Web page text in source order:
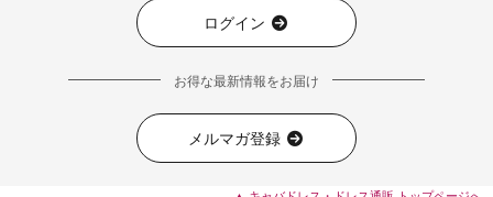
ログイン
お得な最新情報をお届け
メルマガ登録